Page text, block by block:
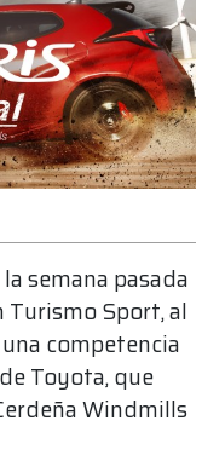
semana pasada
Turismo Sport, al
competencia
Toyota, que
Windmills